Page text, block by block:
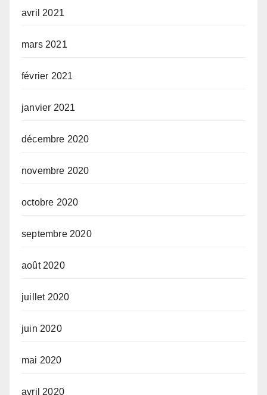
avril 2021
mars 2021
février 2021
janvier 2021
décembre 2020
novembre 2020
octobre 2020
septembre 2020
août 2020
juillet 2020
juin 2020
mai 2020
avril 2020